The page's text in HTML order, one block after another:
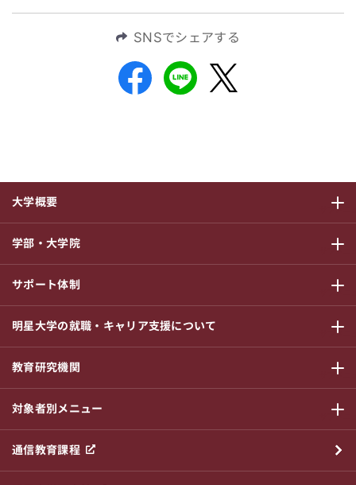
SNSでシェアする
大学概要
サブメニ
学部・大学院
サブメニ
サポート体制
サブメニ
明星大学の就職・キャリア支援について
サブメニ
教育研究機関
サブメニ
対象者別メニュー
サブメニ
通信教育課程